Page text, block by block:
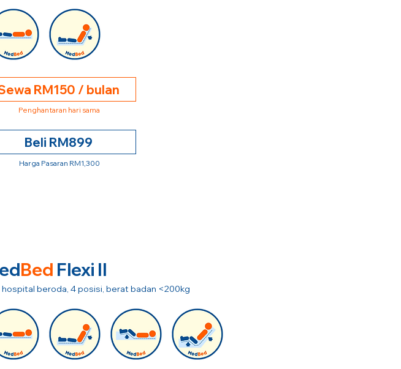
RM150 / bulan
Penghantaran hari sama
Beli RM899
Harga Pasaran RM1,300
Bed Flexi II
beroda, 4 posisi, berat badan <200kg